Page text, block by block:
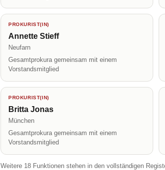
PROKURIST(IN)
Annette Stieff
Neufarn
Gesamtprokura gemeinsam mit einem
Vorstandsmitglied
PROKURIST(IN)
Britta Jonas
München
Gesamtprokura gemeinsam mit einem
Vorstandsmitglied
Weitere 18 Funktionen stehen in den vollständigen